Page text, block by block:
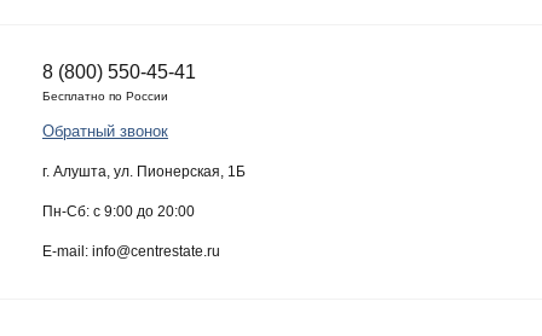
8 (800) 550-45-41
Бесплатно по России
Обратный звонок
г. Алушта, ул. Пионерская, 1Б
Пн-Сб: с 9:00 до 20:00
E-mail: info@centrestate.ru